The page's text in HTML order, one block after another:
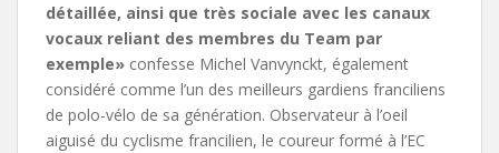
détaillée, ainsi que très sociale avec les canaux
vocaux reliant des membres du Team par
exemple» confesse Michel Vanvynckt, également
considéré comme l’un des meilleurs gardiens franciliens
de polo-vélo de sa génération. Observateur à l’oeil
aiguisé du cyclisme francilien, le coureur formé à l’EC